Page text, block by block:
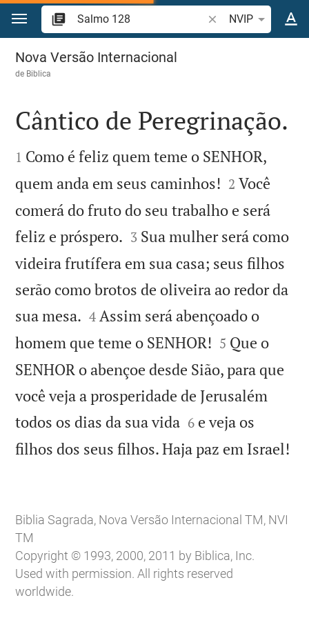
Ir para o conteúdo
Pesquise
NVIP
Salmo 128
Nova Versão Internacional
de Biblica

Cântico de Peregrinação.

1 Como é feliz quem teme o SENHOR,
quem anda em seus caminhos! 

2 Você
comerá do fruto do seu trabalho e será
feliz e próspero. 

3 Sua mulher será como
videira frutífera em sua casa; seus filhos
serão como brotos de oliveira ao redor da
sua mesa. 

4 Assim será abençoado o
homem que teme o SENHOR! 

5 Que o
SENHOR o abençoe desde Sião, para que
você veja a prosperidade de Jerusalém
todos os dias da sua vida 

6 e veja os
filhos dos seus filhos. Haja paz em Israel!
Biblia Sagrada, Nova Versão Internacional TM, NVI
TM
Copyright © 1993, 2000, 2011 by Biblica, Inc.
Used with permission. All rights reserved
worldwide.